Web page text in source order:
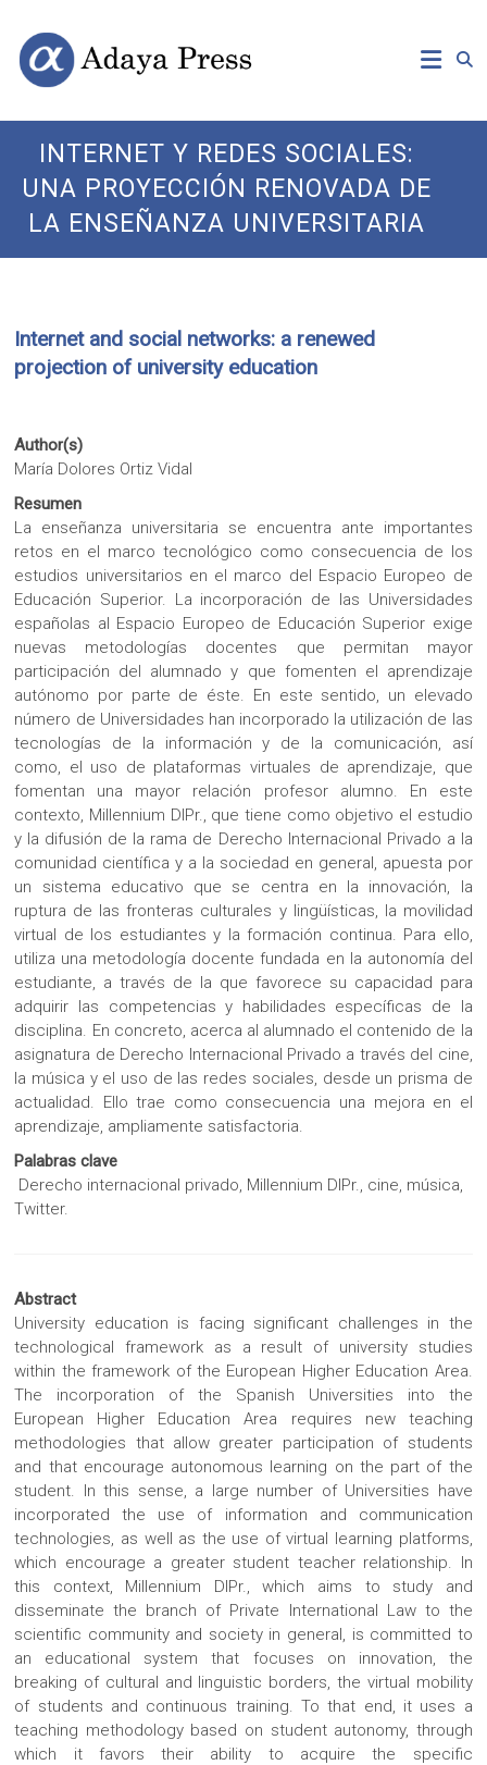
content
Adaya
Press
Open
Access
Publishing
INTERNET Y REDES SOCIALES:
UNA PROYECCIÓN RENOVADA DE
LA ENSEÑANZA UNIVERSITARIA
Internet and social networks: a renewed
projection of university education
Author(s)
María Dolores Ortiz Vidal
Resumen
La enseñanza universitaria se encuentra ante importantes
retos en el marco tecnológico como consecuencia de los
estudios universitarios en el marco del Espacio Europeo de
Educación Superior. La incorporación de las Universidades
españolas al Espacio Europeo de Educación Superior exige
nuevas metodologías docentes que permitan mayor
participación del alumnado y que fomenten el aprendizaje
autónomo por parte de éste. En este sentido, un elevado
número de Universidades han incorporado la utilización de las
tecnologías de la información y de la comunicación, así
como, el uso de plataformas virtuales de aprendizaje, que
fomentan una mayor relación profesor alumno. En este
contexto, Millennium DIPr., que tiene como objetivo el estudio
y la difusión de la rama de Derecho Internacional Privado a la
comunidad científica y a la sociedad en general, apuesta por
un sistema educativo que se centra en la innovación, la
ruptura de las fronteras culturales y lingüísticas, la movilidad
virtual de los estudiantes y la formación continua. Para ello,
utiliza una metodología docente fundada en la autonomía del
estudiante, a través de la que favorece su capacidad para
adquirir las competencias y habilidades específicas de la
disciplina. En concreto, acerca al alumnado el contenido de la
asignatura de Derecho Internacional Privado a través del cine,
la música y el uso de las redes sociales, desde un prisma de
actualidad. Ello trae como consecuencia una mejora en el
aprendizaje, ampliamente satisfactoria.
Palabras clave
Derecho internacional privado, Millennium DIPr., cine, música,
Twitter.
Abstract
University education is facing significant challenges in the
technological framework as a result of university studies
within the framework of the European Higher Education Area.
The incorporation of the Spanish Universities into the
European Higher Education Area requires new teaching
methodologies that allow greater participation of students
and that encourage autonomous learning on the part of the
student. In this sense, a large number of Universities have
incorporated the use of information and communication
technologies, as well as the use of virtual learning platforms,
which encourage a greater student teacher relationship. In
this context, Millennium DIPr., which aims to study and
disseminate the branch of Private International Law to the
scientific community and society in general, is committed to
an educational system that focuses on innovation, the
breaking of cultural and linguistic borders, the virtual mobility
of students and continuous training. To that end, it uses a
teaching methodology based on student autonomy, through
which it favors their ability to acquire the specific